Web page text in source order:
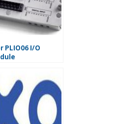
PLIO06 I/O